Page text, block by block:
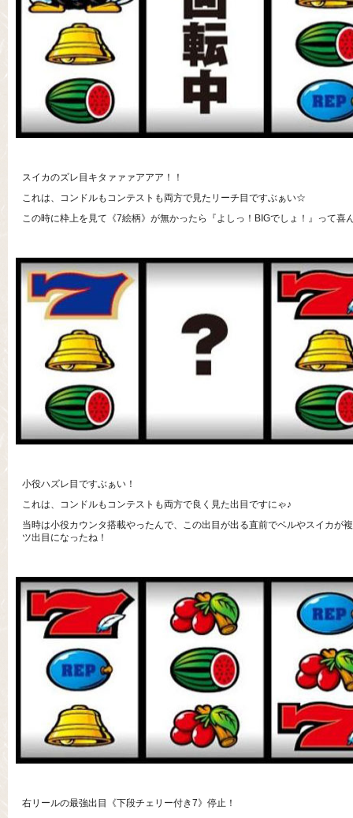
スイカのズレ目キタァァァアアア！！
これは、コンドルもコンテストも両方で見たリーチ目ですぶぁい☆
この時に枠上を見て《7絵柄》が無かったら『よしっ！BIGでしょ！』って喜
小役ハズレ目ですぶぁい！
これは、コンドルもコンテストも両方で良く見た出目ですにゃ♪
当時は小役カウンタ搭載やったんで、この出目が出る直前でベルやスイカが
ツ出目になったね！
右リールの最強出目《下段チェリー付き7》停止！